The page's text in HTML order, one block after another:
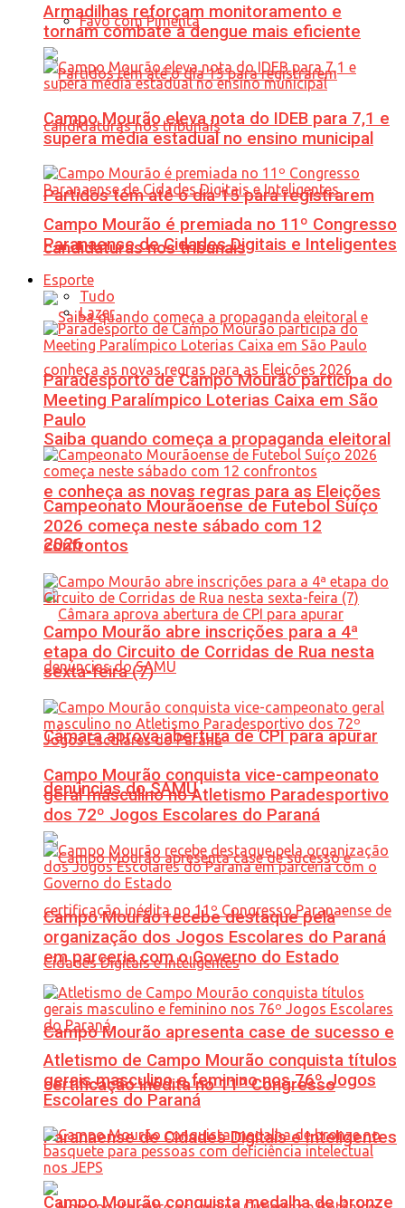
Favo com Pimenta
Partidos têm até o dia 15 para registrarem
candidaturas nos tribunais
Saiba quando começa a propaganda eleitoral
e conheça as novas regras para as Eleições
2026
Câmara aprova abertura de CPI para apurar
denúncias do SAMU
Campo Mourão apresenta case de sucesso e
certificação inédita no 11º Congresso
Paranaense de Cidades Digitais e Inteligentes
Armadilhas reforçam monitoramento e
tornam combate à dengue mais eficiente
Campo Mourão eleva nota do IDEB para 7,1 e
supera média estadual no ensino municipal
Campo Mourão é premiada no 11º Congresso
Paranaense de Cidades Digitais e Inteligentes
Esporte
Tudo
Lazer
Paradesporto de Campo Mourão participa do
Meeting Paralímpico Loterias Caixa em São
Paulo
Campeonato Mourãoense de Futebol Suíço
2026 começa neste sábado com 12
confrontos
Campo Mourão abre inscrições para a 4ª
etapa do Circuito de Corridas de Rua nesta
sexta-feira (7)
Campo Mourão conquista vice-campeonato
geral masculino no Atletismo Paradesportivo
dos 72º Jogos Escolares do Paraná
Campo Mourão recebe destaque pela
organização dos Jogos Escolares do Paraná
em parceria com o Governo do Estado
Atletismo de Campo Mourão conquista títulos
gerais masculino e feminino nos 76º Jogos
Escolares do Paraná
Campo Mourão conquista medalha de bronze